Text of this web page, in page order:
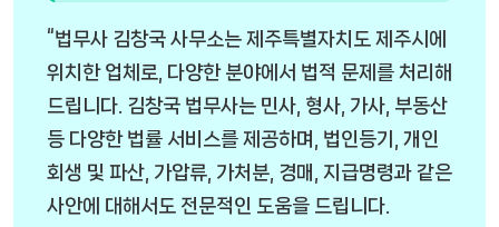
“법무사 김창국 사무소는 제주특별자치도 제주시에
위치한 업체로, 다양한 분야에서 법적 문제를 처리해
드립니다. 김창국 법무사는 민사, 형사, 가사, 부동산
등 다양한 법률 서비스를 제공하며, 법인등기, 개인
회생 및 파산, 가압류, 가처분, 경매, 지급명령과 같은
사안에 대해서도 전문적인 도움을 드립니다.